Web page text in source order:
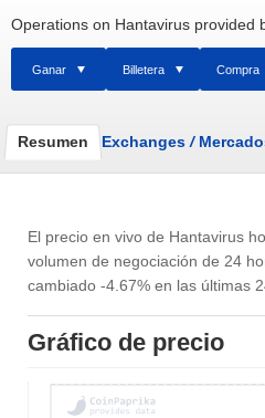
Operations on Hantavirus provided
Ganar Billetera Compra
Resumen Exchanges /
El precio en vivo de Hantavirus
volumen de negociación de 24
cambiado -4.67% en las últimas
Gráfico de precio